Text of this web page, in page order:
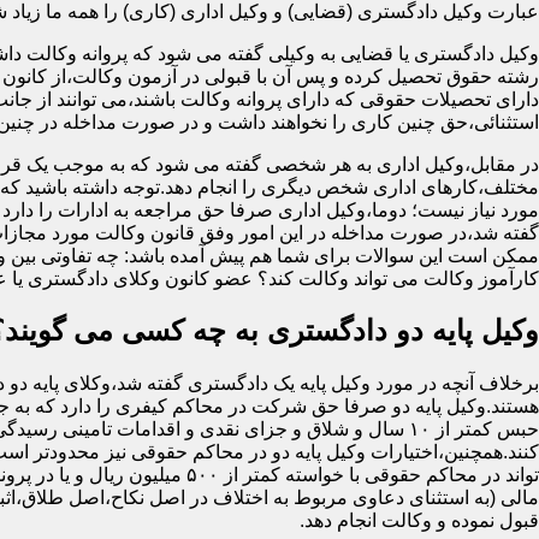
عبارت وکیل دادگستری (قضایی) و وکیل اداری (کاری) را همه ما زیاد
وکیل دادگستری یا قضایی به وکیلی گفته می شود که پروانه وکالت
رشته حقوق تحصیل کرده و پس آن با قبولی در آزمون وکالت،از
دارای تحصیلات حقوقی که دارای پروانه وکالت باشند،می توانند
استثنائی،حق چنین کاری را نخواهند داشت و در صورت مداخله در
در مقابل،وکیل اداری به هر شخصی گفته می شود که به موجب یک
مختلف،کارهای اداری شخص دیگری را انجام دهد.توجه داشته باشید
مورد نیاز نیست؛ دوما،وکیل اداری صرفا حق مراجعه به ادارات را
گفته شد،در صورت مداخله در این امور وفق قانون وکالت مورد
ممکن است این سوالات برای شما هم پیش آمده باشد: چه تفاوتی بین
کارآموز وکالت می تواند وکالت کند؟ عضو کانون وکلای دادگستری
وکیل پایه دو دادگستری به چه کسی می
برخلاف آنچه در مورد وکیل پایه یک دادگستری گفته شد،وکلای پایه دو
هستند.وکیل پایه دو صرفا حق شرکت در محاکم کیفری را دارد که
حبس کمتر از ۱۰ سال و شلاق و جزای نقدی و اقدامات تامینی
کنند.همچنین،اختیارات وکیل پایه دو در محاکم حقوقی نیز محدودتر
تواند در محاکم حقوقی با خواسته کمتر از ۵۰۰
مالی (به استثنای دعاوی مربوط به اختلاف در اصل نکاح،اصل
قبول نموده و وکالت انجام دهد.